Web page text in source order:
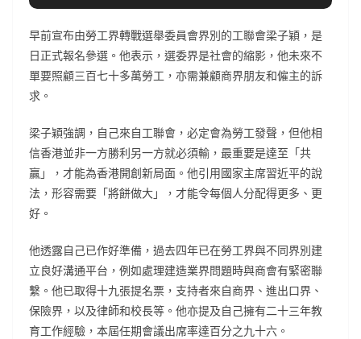
早前宣布由勞工界轉戰選舉委員會界別的工聯會梁子穎，是
日正式報名參選。他表示，選委界是社會的縮影，他未來不
單要照顧三百七十多萬勞工，亦需兼顧商界朋友和僱主的訴
求。
梁子穎強調，自己來自工聯會，必定會為勞工發聲，但他相
信香港並非一方勝利另一方就必須輸，最重要是達至「共
贏」，才能為香港開創新局面。他引用國家主席習近平的說
法，形容需要「將餅做大」，才能令每個人分配得更多、更
好。
他透露自己已作好準備，過去四年已在勞工界與不同界別建
立良好溝通平台，例如處理建造業界問題時與商會有緊密聯
繫。他已取得十九張提名票，支持者來自商界、進出口界、
保險界，以及律師和校長等。他亦提及自己擁有二十三年教
育工作經驗，本屆任期會議出席率達百分之九十六。